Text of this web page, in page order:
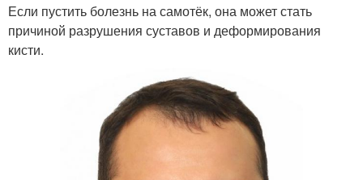
Если пустить болезнь на самотёк, она может стать
причиной разрушения суставов и деформирования
кисти.